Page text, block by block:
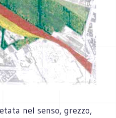
nel senso, grezzo,